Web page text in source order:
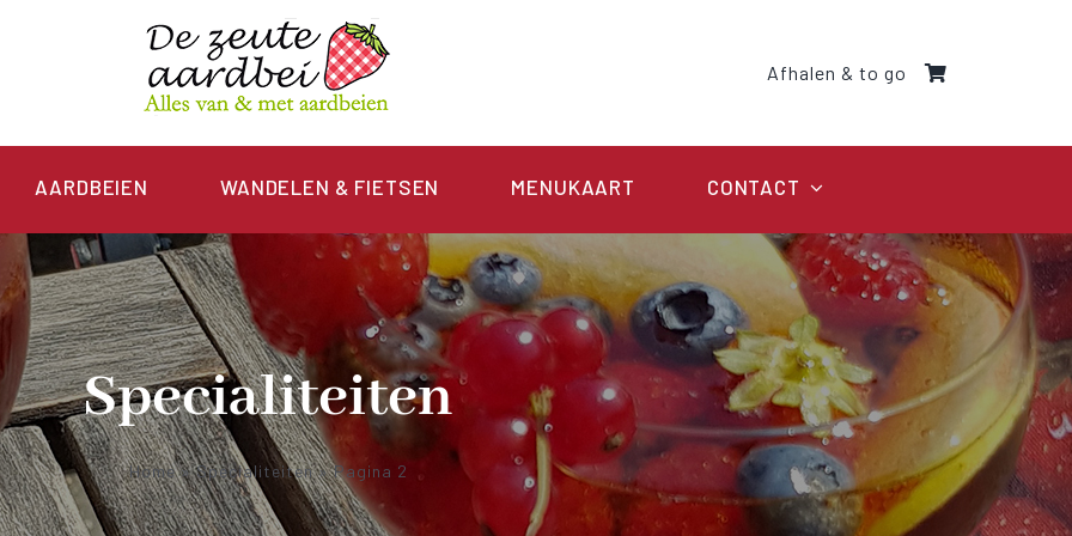
Afhalen & to go
AARDBEIEN WANDELEN & FIETSEN MENUKAART CONTACT
Specialiteiten
Home»Specialiteiten»Pagina 2